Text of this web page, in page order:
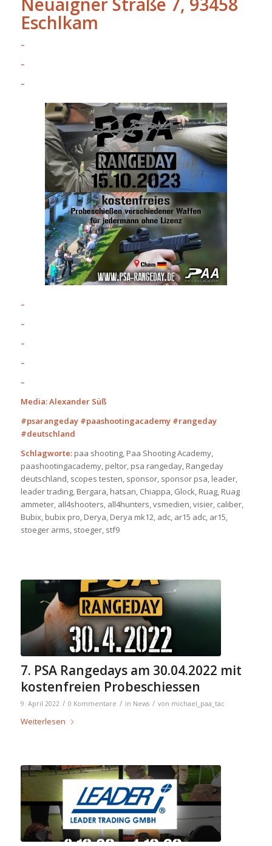
Eschlkam
–
–
–
–
–
–
–
–
Media: Alexander Süß
#psarangeday #paashootingacademy #rangeday
#deutschland
Schlagworte:paa shooting, Paa Shooting Academy,
paashootingacademy, peltor, psa rangeday, Rangeday
deutschland, scopes testen, sponsor, sponsor psa, leader,
leader trading, Bergara, hatsan, Chiappa, Glock, Ruag, Ruag
ammeter, all4shooters, all4hunters, vsmedien, visier, caliber,
Bubix, bubix pro, Derya, Derya mk12, adc, ar15 adc, ar15,
stoeger arms, stoeger, stf9
7. PSA Rangedays am 30.04.2022 mit
kostenfreien Probeschiessen
9. April 2022 / 0 Kommentare / in News / von michael_paa_tac
Weiterlesen